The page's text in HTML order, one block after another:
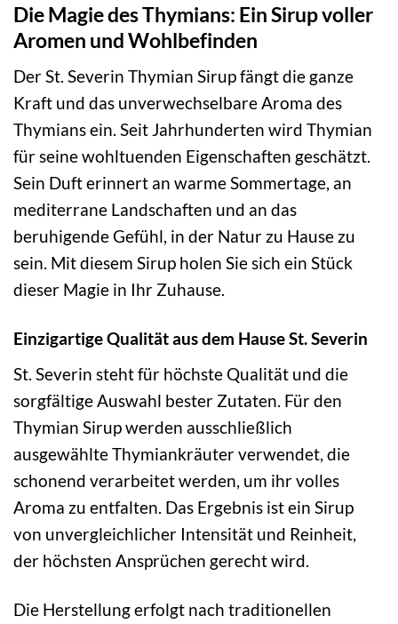
Die Magie des Thymians: Ein Sirup voller
Aromen und Wohlbefinden
Der St. Severin Thymian Sirup fängt die ganze
Kraft und das unverwechselbare Aroma des
Thymians ein. Seit Jahrhunderten wird Thymian
für seine wohltuenden Eigenschaften geschätzt.
Sein Duft erinnert an warme Sommertage, an
mediterrane Landschaften und an das
beruhigende Gefühl, in der Natur zu Hause zu
sein. Mit diesem Sirup holen Sie sich ein Stück
dieser Magie in Ihr Zuhause.
Einzigartige Qualität aus dem Hause St. Severin
St. Severin steht für höchste Qualität und die
sorgfältige Auswahl bester Zutaten. Für den
Thymian Sirup werden ausschließlich
ausgewählte Thymiankräuter verwendet, die
schonend verarbeitet werden, um ihr volles
Aroma zu entfalten. Das Ergebnis ist ein Sirup
von unvergleichlicher Intensität und Reinheit,
der höchsten Ansprüchen gerecht wird.
Die Herstellung erfolgt nach traditionellen